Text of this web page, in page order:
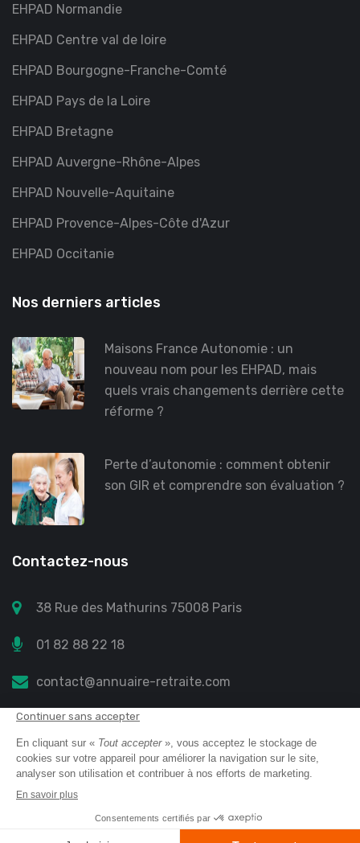
EHPAD Normandie
EHPAD Centre val de loire
EHPAD Bourgogne-Franche-Comté
EHPAD Pays de la Loire
EHPAD Bretagne
EHPAD Auvergne-Rhône-Alpes
EHPAD Nouvelle-Aquitaine
EHPAD Provence-Alpes-Côte d'Azur
EHPAD Occitanie
Nos derniers articles
Maisons France Autonomie : un
nouveau nom pour les EHPAD, mais
quels vrais changements derrière cette
réforme ?
Perte d’autonomie : comment obtenir
son GIR et comprendre son évaluation ?
Contactez-nous
38 Rue des Mathurins 75008 Paris
01 82 88 22 18
contact@annuaire-retraite.com
Annuaire retraite
Mentions légales
Protection des données